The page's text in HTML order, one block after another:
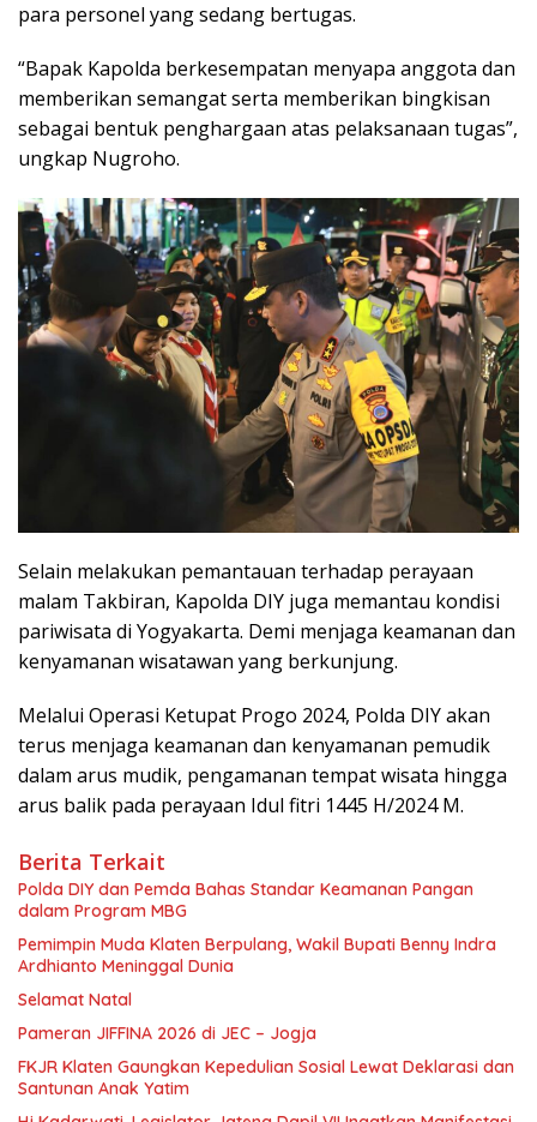
para personel yang sedang bertugas.
“Bapak Kapolda berkesempatan menyapa anggota dan
memberikan semangat serta memberikan bingkisan
sebagai bentuk penghargaan atas pelaksanaan tugas”,
ungkap Nugroho.
Selain melakukan pemantauan terhadap perayaan
malam Takbiran, Kapolda DIY juga memantau kondisi
pariwisata di Yogyakarta. Demi menjaga keamanan dan
kenyamanan wisatawan yang berkunjung.
Melalui Operasi Ketupat Progo 2024, Polda DIY akan
terus menjaga keamanan dan kenyamanan pemudik
dalam arus mudik, pengamanan tempat wisata hingga
arus balik pada perayaan Idul fitri 1445 H/2024 M.
Berita Terkait
Polda DIY dan Pemda Bahas Standar Keamanan Pangan
dalam Program MBG
Pemimpin Muda Klaten Berpulang, Wakil Bupati Benny Indra
Ardhianto Meninggal Dunia
Selamat Natal
Pameran JIFFINA 2026 di JEC – Jogja
FKJR Klaten Gaungkan Kepedulian Sosial Lewat Deklarasi dan
Santunan Anak Yatim